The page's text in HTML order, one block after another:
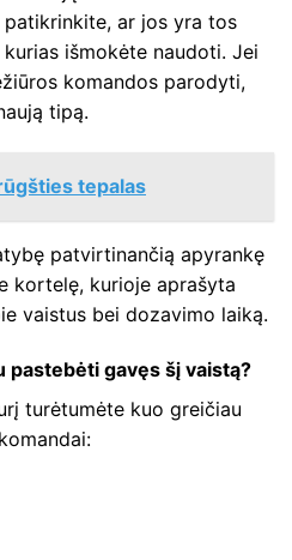
ar jos yra tos
išmokėte naudoti. Jei
komandos parodyti,
tipą.
tepalas
patvirtinančią apyrankę
kortelę, kurioje aprašyta
vaistus bei dozavimo laiką.
pastebėti gavęs šį vaistą?
turėtumėte kuo greičiau